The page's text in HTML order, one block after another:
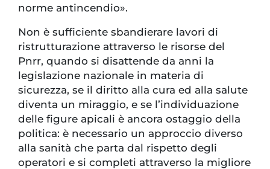
norme antincendio».
Non è sufficiente sbandierare lavori di
ristrutturazione attraverso le risorse del
Pnrr, quando si disattende da anni la
legislazione nazionale in materia di
sicurezza, se il diritto alla cura ed alla salute
diventa un miraggio, e se l’individuazione
delle figure apicali è ancora ostaggio della
politica: è necessario un approccio diverso
alla sanità che parta dal rispetto degli
operatori e si completi attraverso la migliore